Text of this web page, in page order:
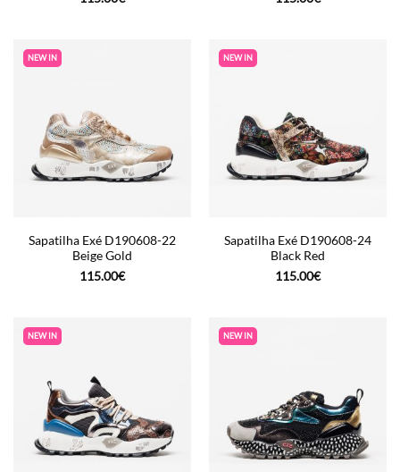
NEW IN
Sapatilha Exé D190608-22
Beige Gold
115.00€
NEW IN
Sapatilha Exé D190608-24
Black Red
115.00€
NEW IN NEW IN